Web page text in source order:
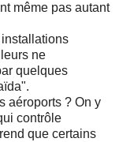
même pas autant
ne
quelques
aéroports ? On y
contrôle
que certains